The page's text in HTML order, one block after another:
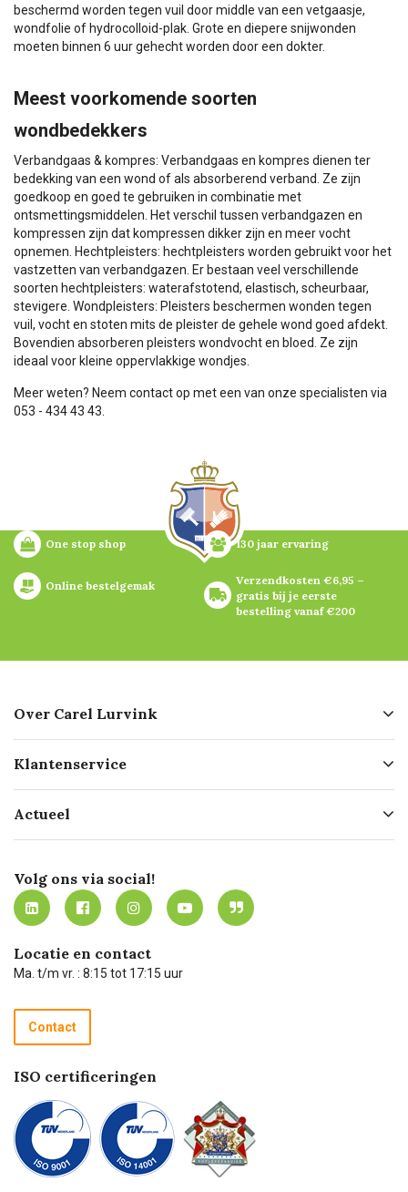
beschermd worden tegen vuil door middle van een vetgaasje,
wondfolie of hydrocolloid-plak. Grote en diepere snijwonden
moeten binnen 6 uur gehecht worden door een dokter.
Meest voorkomende soorten
wondbedekkers
Verbandgaas & kompres: Verbandgaas en kompres dienen ter
bedekking van een wond of als absorberend verband. Ze zijn
goedkoop en goed te gebruiken in combinatie met
ontsmettingsmiddelen. Het verschil tussen verbandgazen en
kompressen zijn dat kompressen dikker zijn en meer vocht
opnemen. Hechtpleisters: hechtpleisters worden gebruikt voor het
vastzetten van verbandgazen. Er bestaan veel verschillende
soorten hechtpleisters: waterafstotend, elastisch, scheurbaar,
stevigere. Wondpleisters: Pleisters beschermen wonden tegen
vuil, vocht en stoten mits de pleister de gehele wond goed afdekt.
Bovendien absorberen pleisters wondvocht en bloed. Ze zijn
ideaal voor kleine oppervlakkige wondjes.
Meer weten? Neem contact op met een van onze specialisten via
053 - 434 43 43.
One stop shop 130 jaar ervaring
Online bestelgemak
Verzendkosten €6,95 –
gratis bij je eerste
bestelling vanaf €200
Over Carel Lurvink
Geschiedenis
Missie
Certificering
Werken bij Carel Lurvink
MVO
Klantenservice
Bezorgen
Mijn Carel Lurvink
Mijn Carel Lurvink instructievideo's
Carel Lurvink App
Hulp op afstand
Technische dienst
Recycle programma
Betalen
Actueel
Innovation LAB
Tevreden klanten
Carel Lurvink Blog
Carel de podcast
Volg ons via social!
Locatie en contact
Ma. t/m vr. : 8:15 tot 17:15 uur
Contact
ISO certificeringen